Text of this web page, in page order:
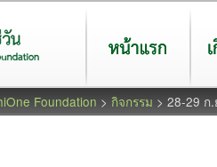
หน้าแรก เกี่ยว
Foundation > กิจกรรม > 28-29 ก